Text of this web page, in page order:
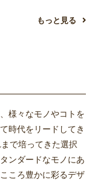
もっと見る
様々なモノやコトを
時代をリードしてき
で培ってきた選択
ンダードなモノにあ
ころ豊かに彩るデザ